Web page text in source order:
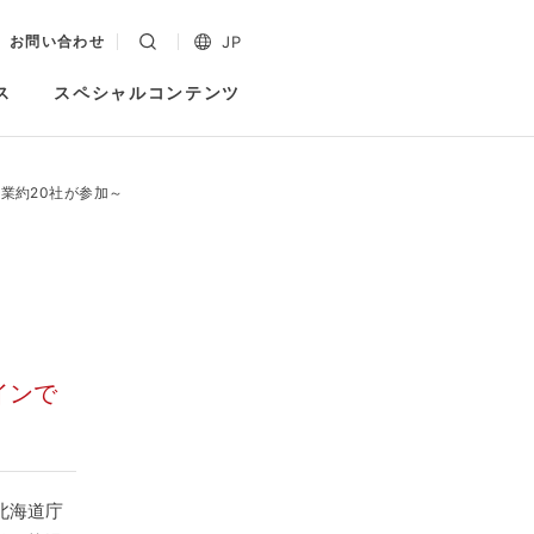
お問い合わせ JP
スペシャルコンテンツ
約20社が参加～
ンで
海道庁